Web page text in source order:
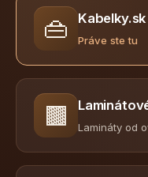
👜 Kabelky.sk
Práve ste tu
🟫 Lamináty od